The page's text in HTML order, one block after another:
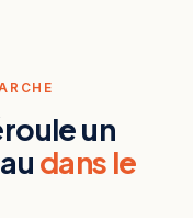
un
dans le